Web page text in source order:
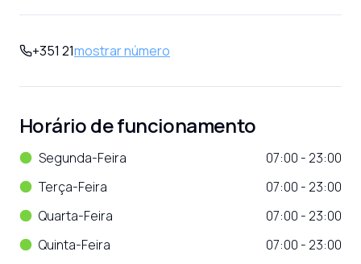
+351 21mostrar número
Horário de funcionamento
Segunda-Feira
07:00 - 23:00
Terça-Feira
07:00 - 23:00
Quarta-Feira
07:00 - 23:00
Quinta-Feira
07:00 - 23:00